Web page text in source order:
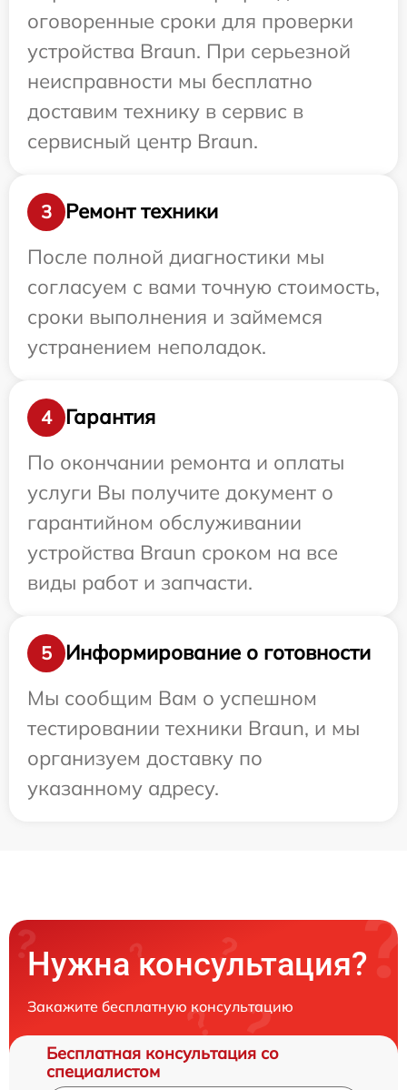
оговоренные сроки для проверки
устройства Braun. При серьезной
неисправности мы бесплатно
доставим технику в сервис в
сервисный центр Braun.
3
Ремонт техники
После полной диагностики мы
согласуем с вами точную стоимость,
сроки выполнения и займемся
устранением неполадок.
4
Гарантия
По окончании ремонта и оплаты
услуги Вы получите документ о
гарантийном обслуживании
устройства Braun сроком на все
виды работ и запчасти.
5
Информирование о готовности
Мы сообщим Вам о успешном
тестировании техники Braun, и мы
организуем доставку по
указанному адресу.
Нужна консультация?
Закажите бесплатную консультацию
Бесплатная консультация со
специалистом